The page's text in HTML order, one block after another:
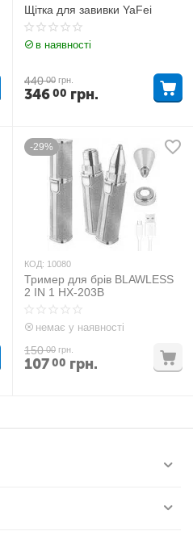
Щітка для завивки YaFei
в наявності
440 00 грн.
34600 грн.
-29%
КОД: 10080
Тример для брів BLAWLESS
2 IN 1 HX-203B
немає у наявності
150 00 грн.
10700 грн.